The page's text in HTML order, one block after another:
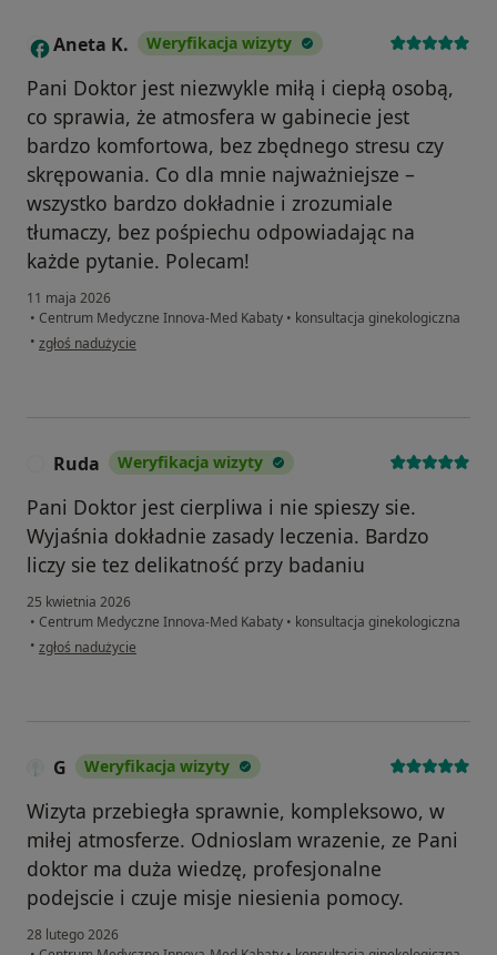
A Aneta K. Weryfikacja wizyty
Pani Doktor jest niezwykle miłą i ciepłą osobą,
co sprawia, że atmosfera w gabinecie jest
bardzo komfortowa, bez zbędnego stresu czy
skrępowania. Co dla mnie najważniejsze –
wszystko bardzo dokładnie i zrozumiale
tłumaczy, bez pośpiechu odpowiadając na
każde pytanie. Polecam!
11 maja 2026
• Centrum Medyczne Innova-Med Kabaty • konsultacja ginekologiczna
• w opinii użytkownika Aneta K.
zgłoś nadużycie
Ruda Weryfikacja wizyty
Pani Doktor jest cierpliwa i nie spieszy sie.
Wyjaśnia dokładnie zasady leczenia. Bardzo
liczy sie tez delikatność przy badaniu
25 kwietnia 2026
• Centrum Medyczne Innova-Med Kabaty • konsultacja ginekologiczna
• w opinii użytkownika Ruda
zgłoś nadużycie
G Weryfikacja wizyty
Wizyta przebiegła sprawnie, kompleksowo, w
miłej atmosferze. Odnioslam wrazenie, ze Pani
doktor ma duża wiedzę, profesjonalne
podejscie i czuje misje niesienia pomocy.
28 lutego 2026